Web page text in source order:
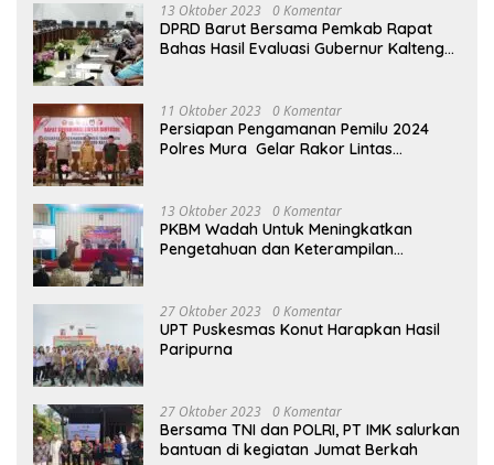
13 Oktober 2023 0 Komentar
DPRD Barut Bersama Pemkab Rapat
Bahas Hasil Evaluasi Gubernur Kalteng
11 Oktober 2023 0 Komentar
Persiapan Pengamanan Pemilu 2024
Polres Mura Gelar Rakor Lintas
13 Oktober 2023 0 Komentar
PKBM Wadah Untuk Meningkatkan
Pengetahuan dan Keterampilan
27 Oktober 2023 0 Komentar
UPT Puskesmas Konut Harapkan Hasil
Paripurna
27 Oktober 2023 0 Komentar
Bersama TNI dan POLRI, PT IMK salurkan
bantuan di kegiatan Jumat Berkah